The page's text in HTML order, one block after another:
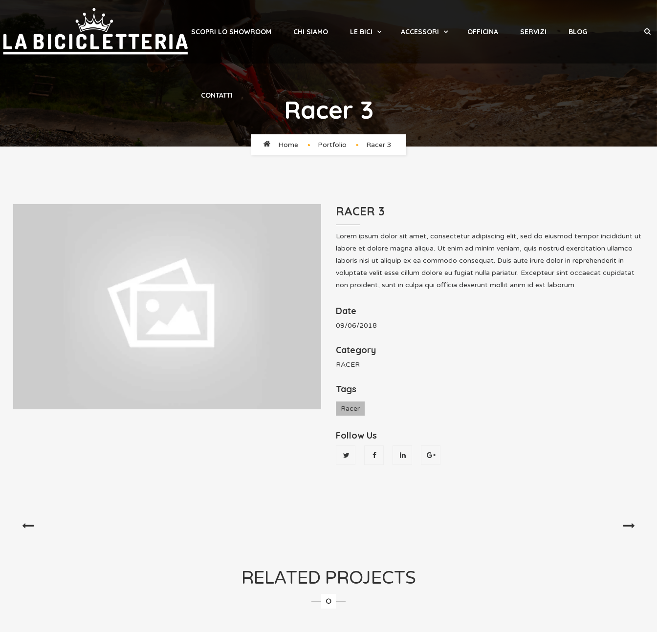
SCOPRI LO SHOWROOM CHI SIAMO LE BICI ACCESSORI OFFICINA SERVIZI BLOG
CONTATTI Racer 3
Home Portfolio Racer 3
RACER 3
Lorem ipsum dolor sit amet, consectetur adipiscing elit, sed do eiusmod tempor incididunt ut
labore et dolore magna aliqua. Ut enim ad minim veniam, quis nostrud exercitation ullamco
laboris nisi ut aliquip ex ea commodo consequat. Duis aute irure dolor in reprehenderit in
voluptate velit esse cillum dolore eu fugiat nulla pariatur. Excepteur sint occaecat cupidatat
non proident, sunt in culpa qui officia deserunt mollit anim id est laborum.
Date
09/06/2018
Category
RACER
Tags
Racer
Follow Us
RELATED PROJECTS